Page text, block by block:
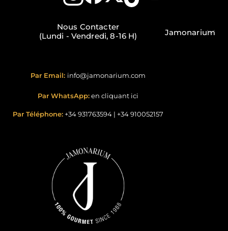
Nous Contacter
(Lundi - Vendredi, 8-16 H)
Par Email: info@jamonarium.com
Par WhatsApp:en cliquant ici
Par Téléphone: +34 931763594 | +34 910052157
Jamonarium